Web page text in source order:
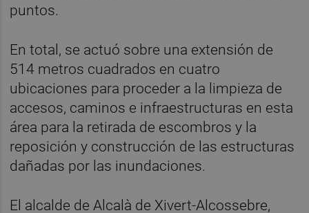
puntos.
En total, se actuó sobre una extensión de
514 metros cuadrados en cuatro
ubicaciones para proceder a la limpieza de
accesos, caminos e infraestructuras en esta
área para la retirada de escombros y la
reposición y construcción de las estructuras
dañadas por las inundaciones.
El alcalde de Alcalà de Xivert-Alcossebre,